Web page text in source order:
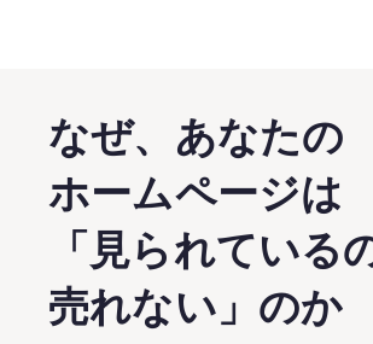
なぜ、あなたの
ホームページは
「見られている
売れない」のか